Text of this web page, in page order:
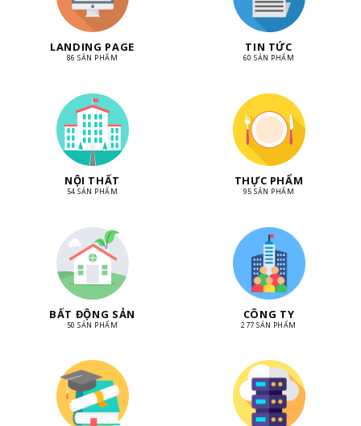
LANDING PAGE
86 SẢN PHẨM
TIN TỨC
60 SẢN PHẨM
NỘI THẤT
54 SẢN PHẨM
THỰC PHẨM
95 SẢN PHẨM
BẤT ĐỘNG SẢN
50 SẢN PHẨM
CÔNG TY
277 SẢN PHẨM